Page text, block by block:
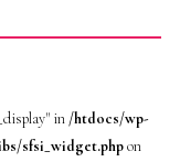
in /htdocs/wp-
sfsi_widget.phpon